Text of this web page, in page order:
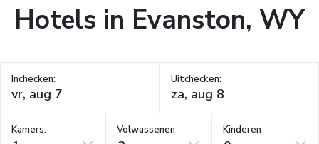
Hotels in Evanston, WY
Inchecken: Uitchecken:
Kamers: Volwassenen Kinderen